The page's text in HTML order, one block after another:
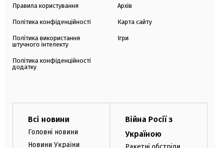
Правила користування
Політика конфіденційності
Політика використання
штучного інтелекту
Політика конфіденційності
додатку
Архів
Карта сайту
Ігри
Всі новини
Головні новини
Новини України
Війна Росії з
Україною